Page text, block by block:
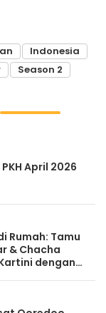
Indonesia
Season 2
April 2026
Rumah: Tamu
& Chacha
dengan